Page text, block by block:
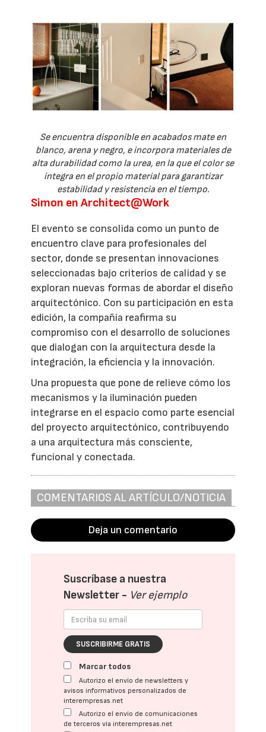
Se encuentra disponible en acabados mate en
blanco, arena y negro, e incorpora materiales de
alta durabilidad como la urea, en la que el color se
integra en el propio material para garantizar
estabilidad y resistencia en el tiempo.
Simon en Architect@Work
El evento se consolida como un punto de
encuentro clave para profesionales del
sector, donde se presentan innovaciones
seleccionadas bajo criterios de calidad y se
exploran nuevas formas de abordar el diseño
arquitectónico. Con su participación en esta
edición, la compañía reafirma su
compromiso con el desarrollo de soluciones
que dialogan con la arquitectura desde la
integración, la eficiencia y la innovación.
Una propuesta que pone de relieve cómo los
mecanismos y la iluminación pueden
integrarse en el espacio como parte esencial
del proyecto arquitectónico, contribuyendo
a una arquitectura más consciente,
funcional y conectada.
COMENTARIOS AL ARTÍCULO/NOTICIA
Deja un comentario
Suscríbase a nuestra
Newsletter - Ver ejemplo
SUSCRIBIRME GRATIS
Marcar todos
Autorizo el envío de newsletters y
avisos informativos personalizados de
interempresas.net
Autorizo el envío de comunicaciones
de terceros vía interempresas.net